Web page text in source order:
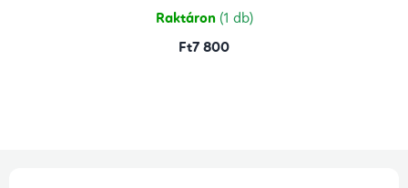
csillag.
Raktáron (1 db)
Ft7 800